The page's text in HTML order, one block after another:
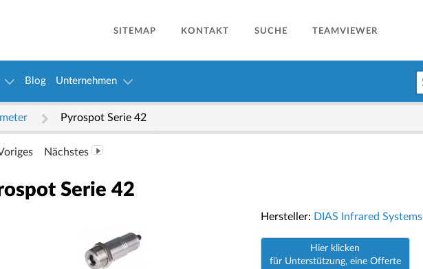
SITEMAP KONTAKT SUCHE TEAMVIEWER
Blog Unternehmen
Pyrospot Serie 42
Nächstes
Serie 42
Hersteller: DIAS Infrared Systems
Hier klicken
für Unterstützung, eine Offerte